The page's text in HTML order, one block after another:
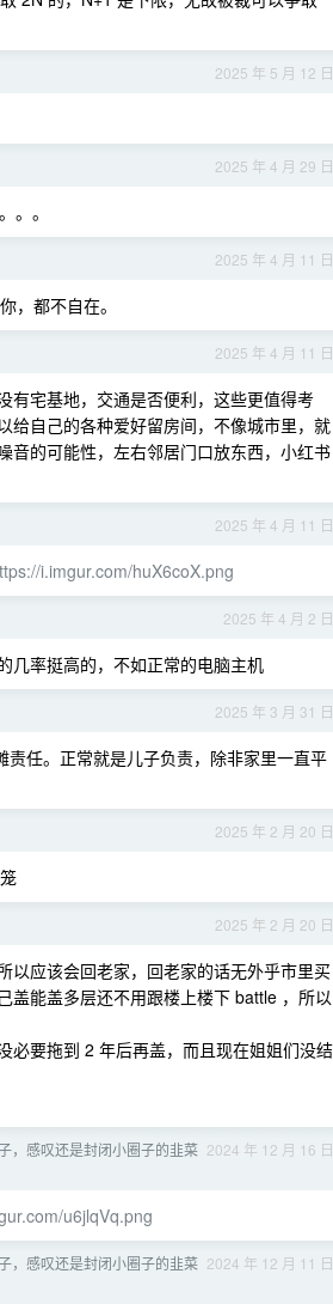
2025 年 5 月 12 日
2025 年 4 月 29 日
。。
2025 年 4 月 11 日
，都不自在。
2025 年 4 月 11 日
有宅基地，交通是否便利，这些更值得考
给自己的各种爱好留房间，不像城市里，就
音的可能性，左右邻居门口放东西，小红书
2025 年 4 月 11 日
i.imgur.com/huX6coX.png
2025 年 4 月 2 日
几率挺高的，不如正常的电脑主机
2025 年 3 月 31 日
任。正常就是儿子负责，除非家里一直平
2025 年 2 月 20 日
2025 年 2 月 20 日
以应该会回老家，回老家的话无外乎市里买
盖能盖多层还不用跟楼上楼下 battle ，所以
必要拖到 2 年后再盖，而且现在姐姐们没结
2024 年 12 月 16 日
，感叹还是封闭小圈子的韭菜
u6jlqVq.png
2024 年 12 月 11 日
，感叹还是封闭小圈子的韭菜